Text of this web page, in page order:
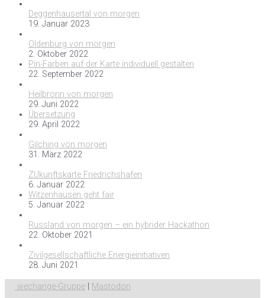
Deggenhausertal von morgen
19. Januar 2023
Oldenburg von morgen
2. Oktober 2022
Pin-Farben auf der Karte individuell gestalten
22. September 2022
Heilbronn von morgen
29. Juni 2022
Übersetzung
29. April 2022
Gilching von morgen
31. März 2022
ZUkunftskarte Friedrichshafen
6. Januar 2022
Witzenhausen geht fair
5. Januar 2022
Russland von morgen – ein hybrider Hackathon
22. Oktober 2021
Zivilgesellschaftliche Energieinitiativen
28. Juni 2021
wechange-Gruppe Mastodon